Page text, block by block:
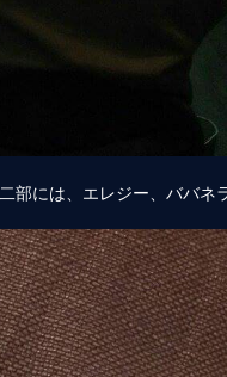
部には、エレジー、ババネ